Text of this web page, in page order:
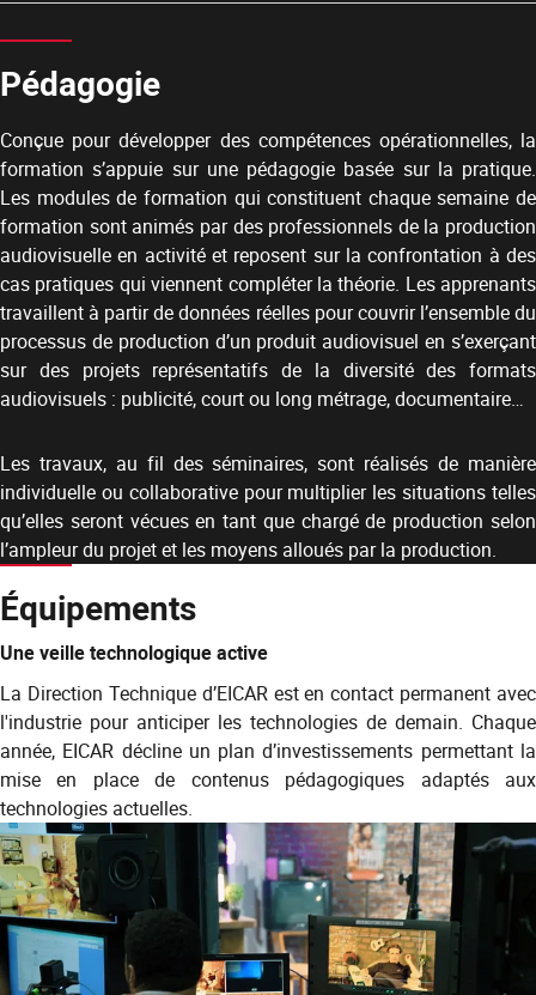
Pédagogie
Conçue pour développer des compétences opérationnelles, la
formation s’appuie sur une pédagogie basée sur la pratique.
Les modules de formation qui constituent chaque semaine de
formation sont animés par des professionnels de la production
audiovisuelle en activité et reposent sur la confrontation à des
cas pratiques qui viennent compléter la théorie. Les apprenants
travaillent à partir de données réelles pour couvrir l’ensemble du
processus de production d’un produit audiovisuel en s’exerçant
sur des projets représentatifs de la diversité des formats
audiovisuels : publicité, court ou long métrage, documentaire…
Les travaux, au fil des séminaires, sont réalisés de manière
individuelle ou collaborative pour multiplier les situations telles
qu’elles seront vécues en tant que chargé de production selon
l’ampleur du projet et les moyens alloués par la production.
Équipements
Une veille technologique active
La Direction Technique d’EICAR est en contact permanent avec
l'industrie pour anticiper les technologies de demain. Chaque
année, EICAR décline un plan d’investissements permettant la
mise en place de contenus pédagogiques adaptés aux
technologies actuelles.